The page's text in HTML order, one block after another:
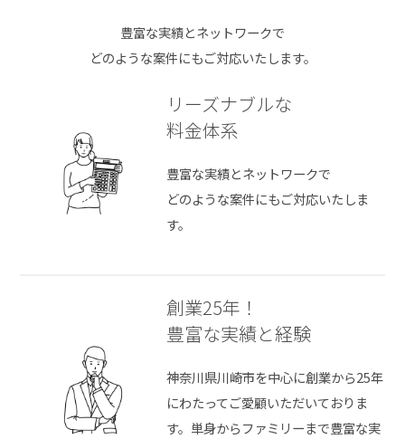
豊富な実績とネットワークで
どのような案件にもご対応いたします。
リーズナブルな
料金体系
豊富な実績とネットワークで
どのような案件にもご対応いたしま
す。
創業25年！
豊富な実績と経験
神奈川県川崎市を中心に創業から25年
にわたってご愛顧いただいておりま
す。単身からファミリーまで豊富な実